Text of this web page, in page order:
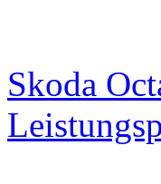
Skoda